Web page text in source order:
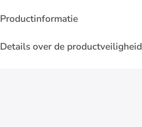
Productinformatie
Details over de productveiligheid